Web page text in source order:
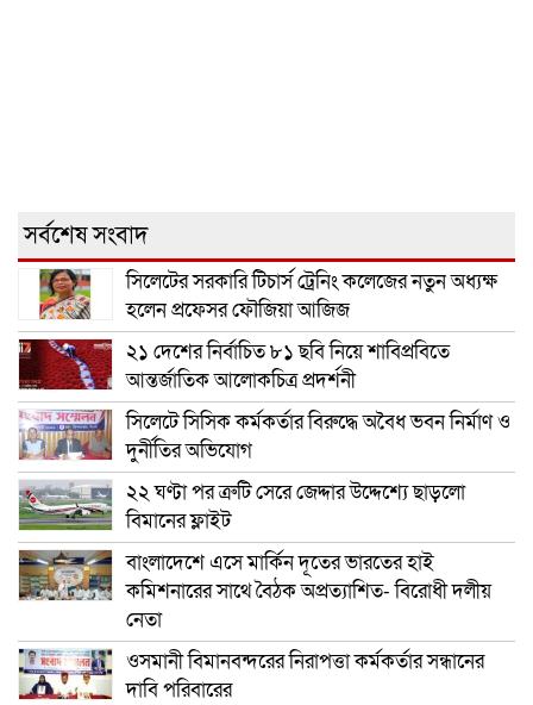
সর্বশেষ সংবাদ
সিলেটের সরকারি টিচার্স ট্রেনিং কলেজের নতুন অধ্যক্ষ
হলেন প্রফেসর ফৌজিয়া আজিজ
২১ দেশের নির্বাচিত ৮১ ছবি নিয়ে শাবিপ্রবিতে
আন্তর্জাতিক আলোকচিত্র প্রদর্শনী
সিলেটে সিসিক কর্মকর্তার বিরুদ্ধে অবৈধ ভবন নির্মাণ ও
দুর্নীতির অভিযোগ
২২ ঘণ্টা পর ত্রুটি সেরে জেদ্দার উদ্দেশ্যে ছাড়লো
বিমানের ফ্লাইট
বাংলাদেশে এসে মার্কিন দূতের ভারতের হাই
কমিশনারের সাথে বৈঠক অপ্রত্যাশিত- বিরোধী দলীয়
নেতা
ওসমানী বিমানবন্দরের নিরাপত্তা কর্মকর্তার সন্ধানের
দাবি পরিবারের